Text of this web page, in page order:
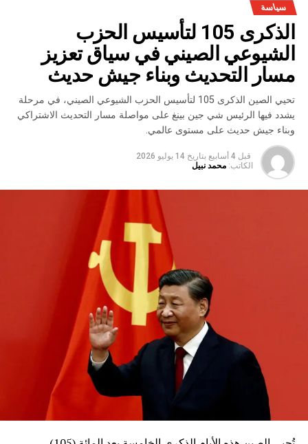
سياسة
الذكرى 105 لتأسيس الحزب
الشيوعي الصيني في سياق تعزيز
مسار التحديث وبناء جيش حديث
تحيي الصين الذكرى 105 لتأسيس الحزب الشيوعي الصيني، في مرحلة
يشدد فيها الرئيس شي جين بينغ على مواصلة مسار التحديث الاشتراكي
وبناء جيش حديث على مستوى عالمي.
قبل 4 أسابيع بتاريخ 14 يوليو 2026
الكاتب: محمد نبيل